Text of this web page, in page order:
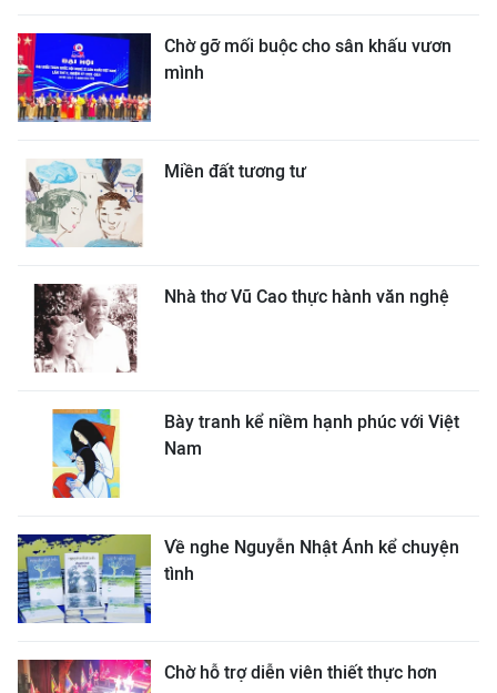
Chờ gỡ mối buộc cho sân khấu vươn
mình
Miền đất tương tư
Nhà thơ Vũ Cao thực hành văn nghệ
Bày tranh kể niềm hạnh phúc với Việt
Nam
Về nghe Nguyễn Nhật Ánh kể chuyện
tình
Chờ hỗ trợ diễn viên thiết thực hơn